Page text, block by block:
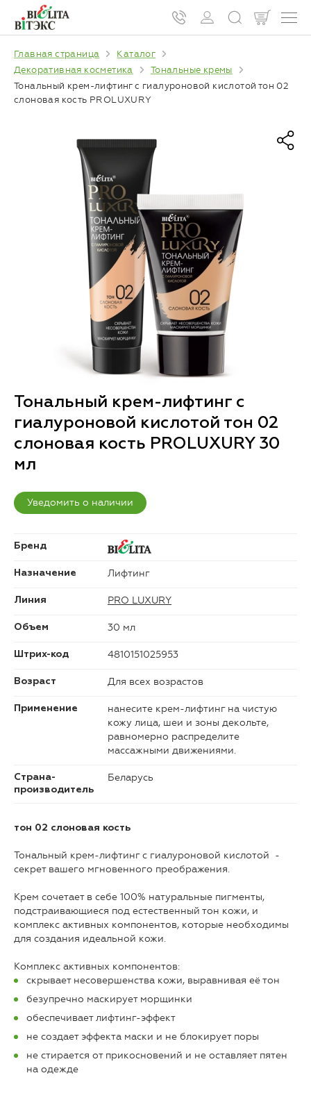
Главная страница
Каталог
Декоративная косметика
Тональные кремы
Тональный крем-лифтинг с гиалуроновой кислотой тон 02
слоновая кость PROLUXURY
Тональный крем-лифтинг с
гиалуроновой кислотой тон 02
слоновая кость PROLUXURY 30
мл
Уведомить о наличии
Бренд
Назначение Лифтинг
Линия PRO LUXURY
Объем 30 мл
Штрих-код 4810151025953
Возраст Для всех возрастов
Применение
нанесите крем-лифтинг на чистую
кожу лица, шеи и зоны декольте,
равномерно распределите
массажными движениями.
Страна-
производитель
Беларусь
тон 02 слоновая кость
Тональный крем-лифтинг с гиалуроновой кислотой -
секрет вашего мгновенного преображения.
Крем сочетает в себе 100% натуральные пигменты,
подстраивающиеся под естественный тон кожи, и
комплекс активных компонентов, которые необходимы
для создания идеальной кожи.
Комплекс активных компонентов:
скрывает несовершенства кожи, выравнивая её тон
безупречно маскирует морщинки
обеспечивает лифтинг-эффект
не создает эффекта маски и не блокирует поры
не стирается от прикосновений и не оставляет пятен
на одежде